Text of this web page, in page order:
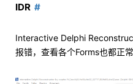
IDR
Interactive Delphi
报错，查看各个Forms也都正常